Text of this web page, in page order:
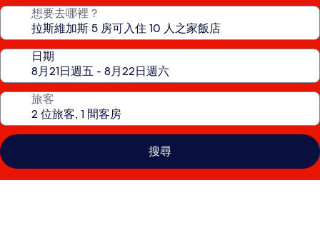
想要去哪裡？
日期
旅客
搜尋